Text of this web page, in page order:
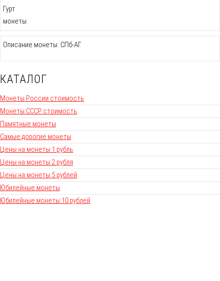
Гурт
монеты:
Описание монеты: СПб-АГ.
КАТАЛОГ
Монеты России стоимость
Монеты СССР стоимость
Памятные монеты
Самые дорогие монеты
Цены на монеты 1 рубль
Цены на монеты 2 рубля
Цены на монеты 5 рублей
Юбилейные монеты
Юбилейные монеты 10 рублей